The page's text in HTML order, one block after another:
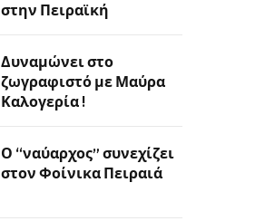
στην Πειραϊκή
Δυναμώνει στο
ζωγραφιστό με Μαύρα
Καλογερία !
Ο “ναύαρχος” συνεχίζει
στον Φοίνικα Πειραιά